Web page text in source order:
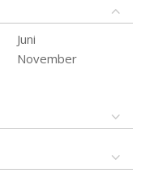
Juni
November